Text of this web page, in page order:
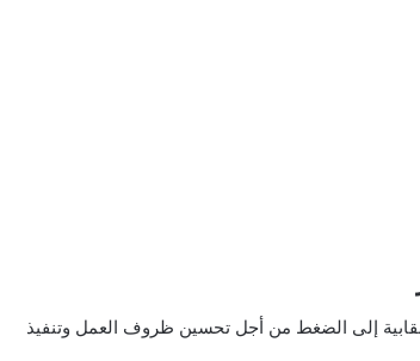
إلى الضغط من أجل تحسين ظروف العمل وتنفيذ